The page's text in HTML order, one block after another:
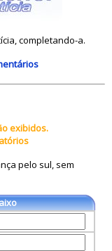
completando-a.
exibidos.
pelo sul, sem